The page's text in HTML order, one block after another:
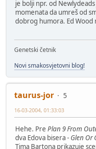
je bolji npr. od
momenata da umreš od
dobrog humora. Ed Wood
Genetski četnik
Novi smakosvjetovni blog!
taurus-jor
5
16-03-2004, 01:33:03
Hehe. Pre Plan 9 From
dva Edova bisera - Glen Or
Tima Bartona prikazuje